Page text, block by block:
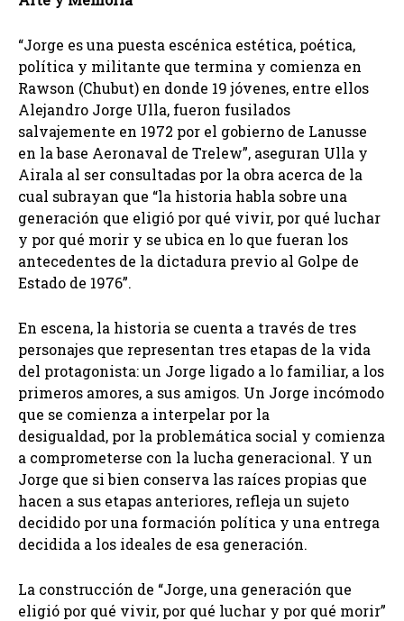
“Jorge es una puesta escénica estética, poética,
política y militante que termina y comienza en
Rawson (Chubut) en donde 19 jóvenes, entre ellos
Alejandro Jorge Ulla, fueron fusilados
salvajemente en 1972 por el gobierno de Lanusse
en la base Aeronaval de Trelew”, aseguran Ulla y
Airala al ser consultadas por la obra acerca de la
cual subrayan que “la historia habla sobre una
generación que eligió por qué vivir, por qué luchar
y por qué morir y se ubica en lo que fueran los
antecedentes de la dictadura previo al Golpe de
Estado de 1976”.
En escena, la historia se cuenta a través de tres
personajes que representan tres etapas de la vida
del protagonista: un Jorge ligado a lo familiar, a los
primeros amores, a sus amigos. Un Jorge incómodo
que se comienza a interpelar por la
desigualdad, por la problemática social y comienza
a comprometerse con la lucha generacional. Y un
Jorge que si bien conserva las raíces propias que
hacen a sus etapas anteriores, refleja un sujeto
decidido por una formación política y una entrega
decidida a los ideales de esa generación.
La construcción de “Jorge, una generación que
eligió por qué vivir, por qué luchar y por qué morir”